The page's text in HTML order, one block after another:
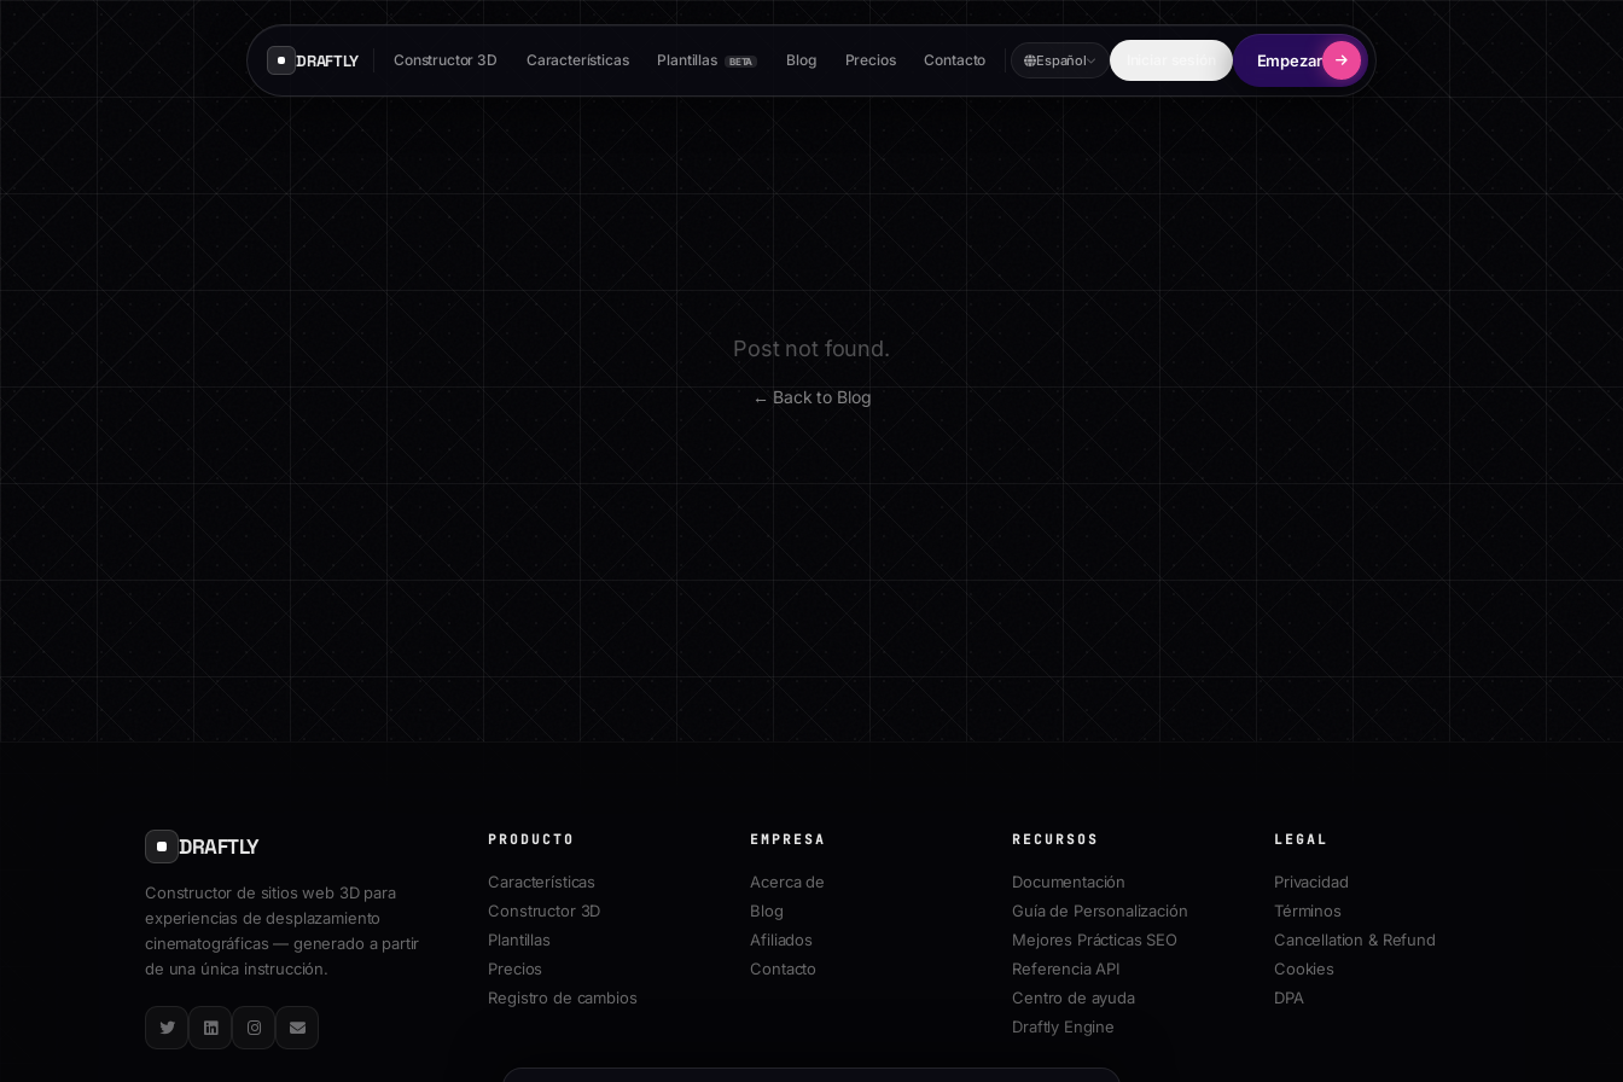
DRAFTLY Constructor 3D Características Plantillas BETA Blog Precios Contacto Español Empezar
Post not found.
← Back to Blog
DRAFTLY
Constructor de sitios web 3D para
experiencias de desplazamiento
cinematográficas — generado a partir
de una única instrucción.
TwitterLinkedInInstagram
Email
PRODUCTO
Características
Constructor 3D
Plantillas
Precios
Registro de cambios
EMPRESA
Acerca de
Blog
Afiliados
Contacto
RECURSOS
Documentación
Guía de Personalización
Mejores Prácticas SEO
Referencia API
Centro de ayuda
Draftly Engine
LEGAL
Privacidad
Términos
Cancellation & Refund
Cookies
DPA